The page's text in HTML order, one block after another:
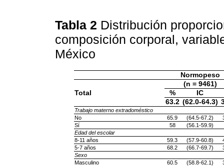
Tabla 2 Distribución
composición corporal,
México
Normopeso
Total
(n = 9461)
%
IC
63.2 (62.0-64.3)
Trabajo materno extradoméstico
No
65.9 (64.5-67.2)
Sí
58
(56.1-59.9)
Edad del escolar
8-11 años
59.3 (57.9-60.8)
5-7 años
68.2 (66.7-69.7)
Sexo
Masculino
60.5 (58.8-62.1)